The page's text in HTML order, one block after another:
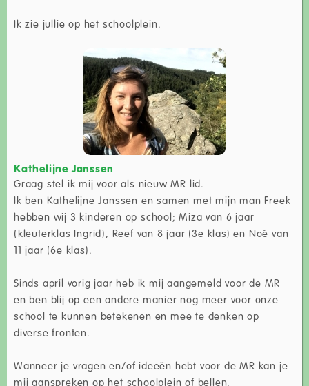
Ik zie jullie op het schoolplein.
Kathelijne Janssen
Graag stel ik mij voor als nieuw MR lid.
Ik ben Kathelijne Janssen en samen met mijn man Freek
hebben wij 3 kinderen op school; Miza van 6 jaar
(kleuterklas Ingrid), Reef van 8 jaar (3e klas) en Noé van
11 jaar (6e klas).
Sinds april vorig jaar heb ik mij aangemeld voor de MR
en ben blij op een andere manier nog meer voor onze
school te kunnen betekenen en mee te denken op
diverse fronten.
Wanneer je vragen en/of ideeën hebt voor de MR kan je
mij aanspreken op het schoolplein of bellen.